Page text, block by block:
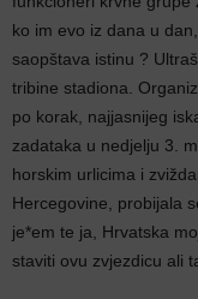
ko im evo iz dana u
saopštava istinu ?
tribine stadiona.
po korak, najjasnijeg
zadataka u nedjelju 3.
horskim urlicima i
Hercegovine, probijala
je*em te ja, Hrvatska
staviti ovu zvjezdicu ali